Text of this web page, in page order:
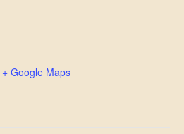
+ Google Maps